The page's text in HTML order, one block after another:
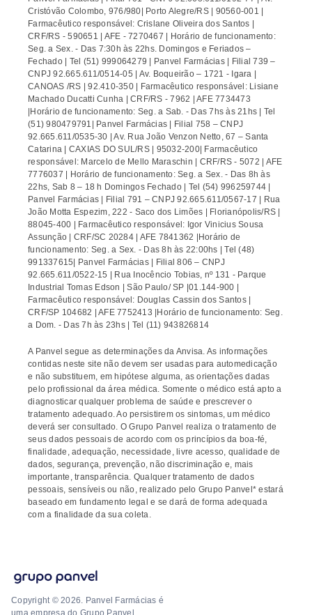
Cristóvão Colombo, 976/980| Porto Alegre/RS | 90560-001 |
Farmacêutico responsável: Crislane Oliveira dos Santos |
CRF/RS - 590651 | AFE - 7270467 | Horário de funcionamento:
Seg. a Sex. - Das 7:30h às 22hs. Domingos e Feriados –
Fechado | Tel (51) 999064279 | Panvel Farmácias | Filial 739 –
CNPJ 92.665.611/0514-05 | Av. Boqueirão – 1721 - Igara |
CANOAS /RS | 92.410-350 | Farmacêutico responsável: Lisiane
Machado Ducatti Cunha | CRF/RS - 7962 | AFE 7734473
|Horário de funcionamento: Seg. a Sab. - Das 7hs às 21hs | Tel
(51) 980479791| Panvel Farmácias | Filial 758 – CNPJ
92.665.611/0535-30 | Av. Rua João Venzon Netto, 67 – Santa
Catarina | CAXIAS DO SUL/RS | 95032-200| Farmacêutico
responsável: Marcelo de Mello Maraschin | CRF/RS - 5072 | AFE
7776037 | Horário de funcionamento: Seg. a Sex. - Das 8h às
22hs, Sab 8 – 18 h Domingos Fechado | Tel (54) 996259744 |
Panvel Farmácias | Filial 791 – CNPJ 92.665.611/0567-17 | Rua
João Motta Espezim, 222 - Saco dos Limões | Florianópolis/RS |
88045-400 | Farmacêutico responsável: Igor Vinicius Sousa
Assunção | CRF/SC 20284 | AFE 7841362 |Horário de
funcionamento: Seg. a Sex. - Das 8h às 22:00hs | Tel (48)
991337615| Panvel Farmácias | Filial 806 – CNPJ
92.665.611/0522-15 | Rua Inocêncio Tobias, nº 131 - Parque
Industrial Tomas Edson | São Paulo/ SP |01.144-900 |
Farmacêutico responsável: Douglas Cassin dos Santos |
CRF/SP 104682 | AFE 7752413 |Horário de funcionamento: Seg.
a Dom. - Das 7h às 23hs | Tel (11) 943826814
A Panvel segue as determinações da Anvisa. As informações
contidas neste site não devem ser usadas para automedicação
e não substituem, em hipótese alguma, as orientações dadas
pelo profissional da área médica. Somente o médico está apto a
diagnosticar qualquer problema de saúde e prescrever o
tratamento adequado. Ao persistirem os sintomas, um médico
deverá ser consultado. O Grupo Panvel realiza o tratamento de
seus dados pessoais de acordo com os princípios da boa-fé,
finalidade, adequação, necessidade, livre acesso, qualidade de
dados, segurança, prevenção, não discriminação e, mais
importante, transparência. Qualquer tratamento de dados
pessoais, sensíveis ou não, realizado pelo Grupo Panvel* estará
baseado em fundamento legal e se dará de forma adequada
com a finalidade da sua coleta.
Copyright © 2026. Panvel Farmácias é
uma empresa do Grupo Panvel.